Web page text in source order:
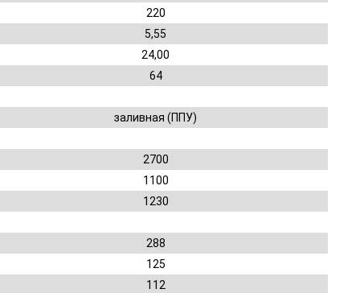
220
5,55
24,00
64
заливная (ППУ)
2700
1100
1230
288
125
112